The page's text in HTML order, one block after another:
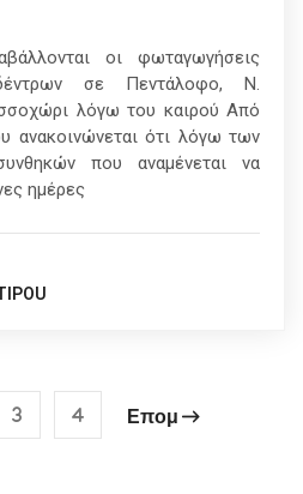
οι φωταγωγήσεις
δέντρων σε Πεντάλοφο, Ν.
λόγω του καιρού Από
ανακοινώνεται ότι λόγω των
που αναμένεται να
ημέρες
3 4 Επομ